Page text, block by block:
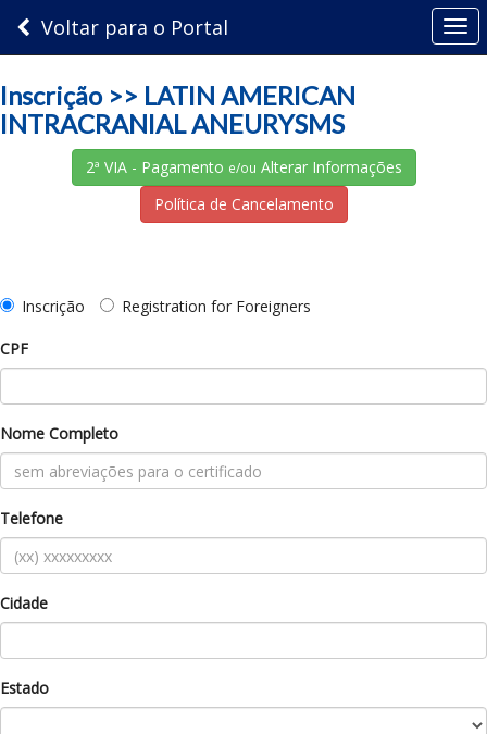
Voltar para o Portal
Inscrição >> LATIN AMERICAN
INTRACRANIAL ANEURYSMS
2ª VIA - Pagamento e/ou Alterar Informações
Política de Cancelamento
Inscrição Registration for Foreigners
CPF
Nome Completo
Telefone
Cidade
Estado